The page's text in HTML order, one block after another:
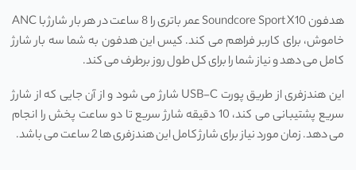
هدفون Soundcore Sport X10 عمر باتری را 8 ساعت در هر بار شارژ با ANC
خاموش، برای کاربر فراهم می کند. کیس این هدفون به شما سه بار شارژ
کامل می دهد و نیاز شما را برای کل طول روز برطرف می کند.
این هندزفری از طریق پورت USB-C شارژ می شود و از آن جایی که از شارژ
سریع پشتیبانی می کند، 10 دقیقه شارژ سریع تا دو ساعت پخش را انجام
می دهد. زمان مورد نیاز برای شارژ کامل این هندزفری ها 2 ساعت می باشد.